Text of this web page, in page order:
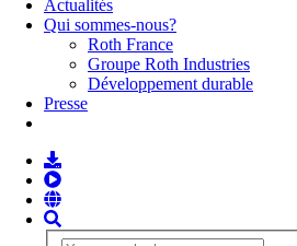
Actualités
Qui sommes-nous?
Roth France
Groupe Roth Industries
Développement durable
Presse